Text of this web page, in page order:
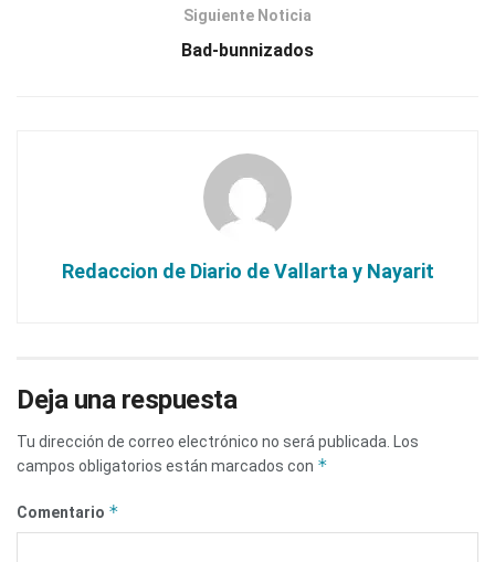
Siguiente Noticia
Bad-bunnizados
Redaccion de Diario de Vallarta y Nayarit
Deja una respuesta
Tu dirección de correo electrónico no será publicada. Los
campos obligatorios están marcados con *
Comentario *